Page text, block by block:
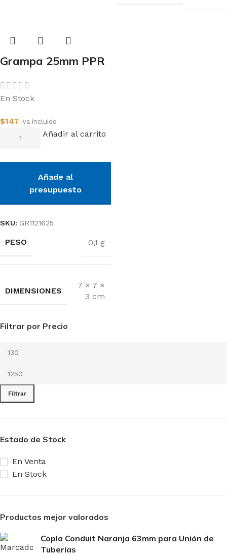
Filtrar por Precio
Filtrar
Estado de Stock
En Venta
En Stock
Productos mejor valorados
Copla Conduit Naranja 63mm para Unión de
Tuberías
Grampa 25mm PPR
En Stock
$147 Iva Incluido
Añadir al carrito
Añade al
presupuesto
SKU: GR1121625
PESO 0,1 g
DIMENSIONES
7 × 7 ×
3 cm